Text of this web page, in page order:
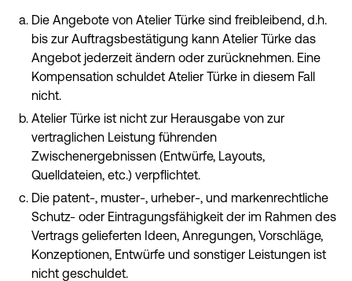
Die Angebote von Atelier Türke sind freibleibend, d.h.
bis zur Auftragsbestätigung kann Atelier Türke das
Angebot jederzeit ändern oder zurücknehmen. Eine
Kompensation schuldet Atelier Türke in diesem Fall
nicht.
Atelier Türke ist nicht zur Herausgabe von zur
vertraglichen Leistung führenden
Zwischenergebnissen (Entwürfe, Layouts,
Quelldateien, etc.) verpflichtet.
Die patent-, muster-, urheber-, und markenrechtliche
Schutz- oder Eintragungsfähigkeit der im Rahmen des
Vertrags gelieferten Ideen, Anregungen, Vorschläge,
Konzeptionen, Entwürfe und sonstiger Leistungen ist
nicht geschuldet.